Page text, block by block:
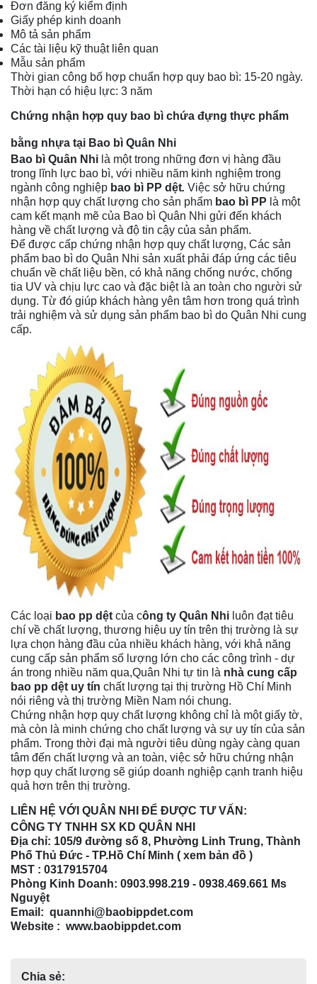
Đơn đăng ký kiểm định
Giấy phép kinh doanh
Mô tả sản phẩm
Các tài liệu kỹ thuật liên quan
Mẫu sản phẩm
Thời gian công bố hợp chuẩn hợp quy bao bì: 15-20 ngày.
Thời hạn có hiệu lực: 3 năm
Chứng nhận hợp quy bao bì chứa đựng thực phẩm
bằng nhựa tại Bao bì Quân Nhi
Bao bì Quân Nhi là một trong những đơn vị hàng đầu
trong lĩnh lực bao bì, với nhiều năm kinh nghiệm trong
ngành công nghiệp bao bì PP dệt. Việc sở hữu chứng
nhận hợp quy chất lượng cho sản phẩm bao bì PP là một
cam kết mạnh mẽ của Bao bì Quân Nhi gửi đến khách
hàng về chất lượng và độ tin cậy của sản phẩm.
Để được cấp chứng nhận hợp quy chất lượng, Các sản
phẩm bao bì do Quân Nhi sản xuất phải đáp ứng các tiêu
chuẩn về chất liệu bền, có khả năng chống nước, chống
tia UV và chịu lực cao và đặc biệt là an toàn cho người sử
dụng. Từ đó giúp khách hàng yên tâm hơn trong quá trình
trải nghiệm và sử dụng sản phẩm bao bì do Quân Nhi cung
cấp.
Các loại bao pp dệt của công ty Quân Nhi luôn đạt tiêu
chí về chất lượng, thương hiệu uy tín trên thị trường là sự
lựa chọn hàng đầu của nhiều khách hàng, với khả năng
cung cấp sản phẩm số lượng lớn cho các công trình - dự
án trong nhiều năm qua,Quân Nhi tự tin là nhà cung cấp
bao pp dệt uy tín chất lượng tại thị trường Hồ Chí Minh
nói riêng và thị trường Miền Nam nói chung.
Chứng nhận hợp quy chất lượng không chỉ là một giấy tờ,
mà còn là minh chứng cho chất lượng và sự uy tín của sản
phẩm. Trong thời đại mà người tiêu dùng ngày càng quan
tâm đến chất lượng và an toàn, việc sở hữu chứng nhận
hợp quy chất lượng sẽ giúp doanh nghiệp cạnh tranh hiệu
quả hơn trên thị trường.
LIÊN HỆ VỚI QUÂN NHI ĐỂ ĐƯỢC TƯ VẤN:
CÔNG TY TNHH SX KD QUÂN NHI
Địa chỉ: 105/9 đường số 8, Phường Linh Trung, Thành
Phố Thủ Đức - TP.Hồ Chí Minh ( xem bản đồ )
MST : 0317915704
Phòng Kinh Doanh: 0903.998.219 - 0938.469.661 Ms
Nguyệt
Email: quannhi@baobippdet.com
Website : www.baobippdet.com
Chia sẻ: